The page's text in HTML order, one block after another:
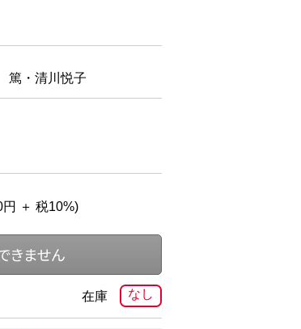
篤・清川悦子
円 ＋ 税10%)
なし
在庫